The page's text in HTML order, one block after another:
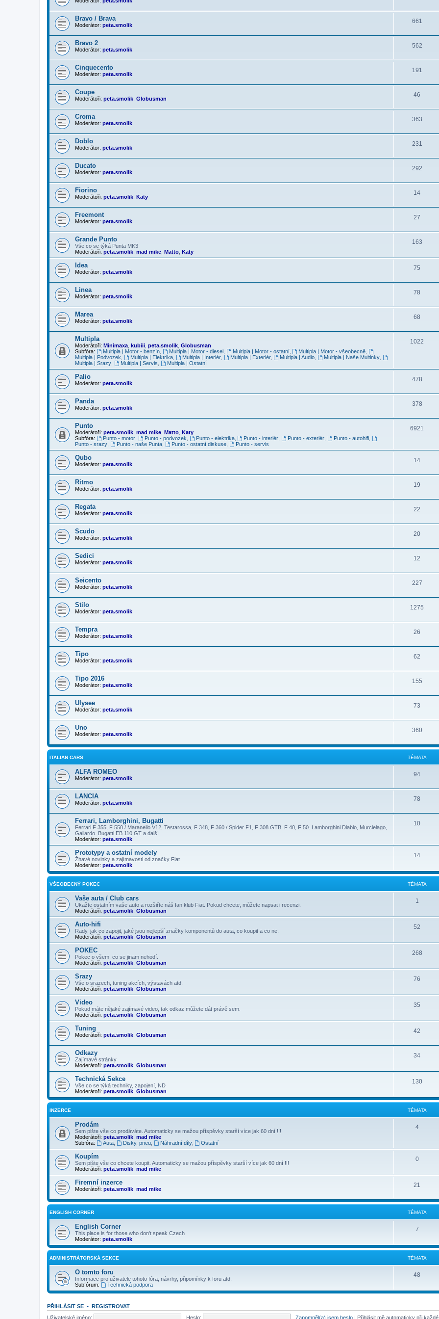
Bravo / Brava
Moderátor: peta.smolik
661
Bravo 2
Moderátor: peta.smolik
562
Cinquecento
Moderátor: peta.smolik
191
Coupe
Moderátoři: peta.smolik Globusman
46
Croma
Moderátor: peta.smolik
363
Doblo
Moderátor: peta.smolik
231
Ducato
Moderátor: peta.smolik
292
Fiorino
Moderátoři: peta.smolik Katy
14
Freemont
Moderátor: peta.smolik
27
Grande Punto
Vše co se týká Punta MK3
Moderátoři: peta.smolik mad mike Matto Katy
163
Idea
Moderátor: peta.smolik
75
Linea
Moderátor: peta.smolik
78
Marea
Moderátor: peta.smolik
68
Multipla
Moderátoři: Minimaxa kubiii peta.smolik Globusman
Subfóra:
Multipla | Motor - benzín, Multipla | Motor - diesel, Multipla | Motor - ostatní, Multipla | Motor - všeobecně
Multipla | Podvozek
Multipla | Elektrika, Multipla | Interiér, Multipla | Exteriér, Multipla | Audio Multipla | Naše Multinky
Multipla | Srazy
Multipla | Servis Multipla | Ostatní
1022
Palio
Moderátor: peta.smolik
478
Panda
Moderátor: peta.smolik
378
Punto
Moderátoři: peta.smolik mad mike Matto Katy
Subfóra:
Punto - motor, Punto - podvozek Punto - elektrika, Punto - interiér Punto - exteriér Punto - autohifi
Punto - srazy
Punto - naše Punta, Punto - ostatní diskuse, Punto - servis
6921
Qubo
Moderátor: peta.smolik
14
Ritmo
Moderátor: peta.smolik
19
Regata
Moderátor: peta.smolik
22
Scudo
Moderátor: peta.smolik
20
Sedici
Moderátor: peta.smolik
12
Seicento
Moderátor: peta.smolik
227
Stilo
Moderátor: peta.smolik
1275
Tempra
Moderátor: peta.smolik
26
Tipo
Moderátor: peta.smolik
62
Tipo 2016
Moderátor: peta.smolik
155
Ulysee
Moderátor: peta.smolik
73
Uno
Moderátor: peta.smolik
360
ITALIAN CARS TÉMATA
ALFA ROMEO
Moderátor: peta.smolik
94
LANCIA
Moderátor: peta.smolik
78
Ferrari, Lamborghini, Bugatti
Ferrari F 355, F 550 / Maranello V12, Testarossa, F 348, F 360 / Spider F1, F 308 GTB, F 40, F 50. Lamborghini Diablo, Murcielago,
Gallardo. Bugatti EB 110 GT a další
Moderátor: peta.smolik
10
Prototypy a ostatní modely
Žhavé novinky a zajímavosti od značky Fiat
Moderátor: peta.smolik
14
VŠEOBECNÝ POKEC TÉMATA
Vaše auta / Club cars
Ukažte ostatním vaše auto a rozšiřte náš fan klub Fiat. Pokud chcete, můžete napsat i recenzi.
Moderátoři: peta.smolik Globusman
1
Auto-hifi
Rady, jak co zapojit, jaké jsou nejlepší značky komponentů do auta, co koupit a co ne.
Moderátoři: peta.smolik Globusman
52
POKEC
Pokec o všem, co se jinam nehodí.
Moderátoři: peta.smolik Globusman
268
Srazy
Vše o srazech, tuning akcích, výstavách atd.
Moderátoři: peta.smolik Globusman
76
Video
Pokud máte nějaké zajímavé video, tak odkaz můžete dát právě sem.
Moderátoři: peta.smolik Globusman
35
Tuning
Moderátoři: peta.smolik Globusman
42
Odkazy
Zajímavé stránky
Moderátoři: peta.smolik Globusman
34
Technická Sekce
Vše co se týká techniky, zapojení, ND
Moderátoři: peta.smolik Globusman
130
INZERCE TÉMATA
Prodám
Sem pište vše co prodáváte. Automaticky se mažou příspěvky starší více jak 60 dní !!!
Moderátoři: peta.smolik mad mike
Subfóra:
Auta, Disky, pneu, Náhradní díly, Ostatní
4
Koupím
Sem pište vše co chcete koupit. Automaticky se mažou příspěvky starší více jak 60 dní !!!
Moderátoři: peta.smolik mad mike
0
Firemní inzerce
Moderátoři: peta.smolik mad mike
21
ENGLISH CORNER TÉMATA
English Corner
This place is for those who don't speak Czech
Moderátor: peta.smolik
7
ADMINISTRÁTORSKÁ SEKCE TÉMATA
O tomto foru
Informace pro uživatele tohoto fóra, návrhy, připomínky k foru atd.
Subfórum:
Technická podpora
48
PŘIHLÁSIT SE • REGISTROVAT
Uživatelské jméno:
Heslo: Zapomněl(a) jsem heslo | Přihlásit mě automaticky při